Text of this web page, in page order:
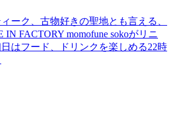
ーク、古物好きの聖地とも言える、
FACTORY momofune sokoがリニ
はフード、ドリンクを楽しめる22時